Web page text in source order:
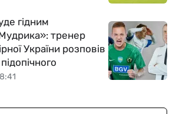
гідним
тренер
України розповів